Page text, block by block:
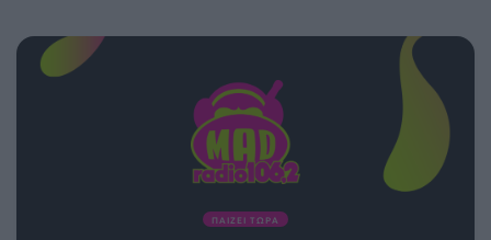
ΠΑΙΖΕΙ ΤΩΡΑ